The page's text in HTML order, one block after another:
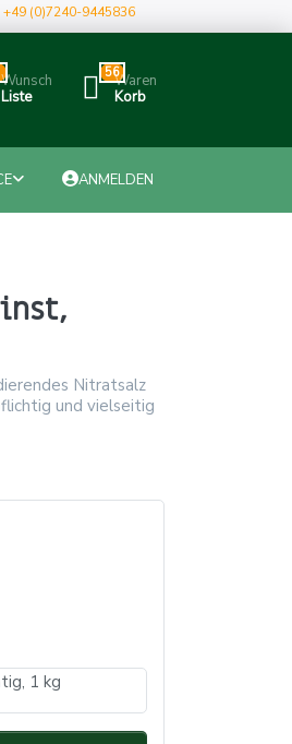
+49 (0)7240-9445836
Wunsch
Liste
56Waren
Korb
ANMELDEN
Nitratsalz
und vielseitig
1 kg